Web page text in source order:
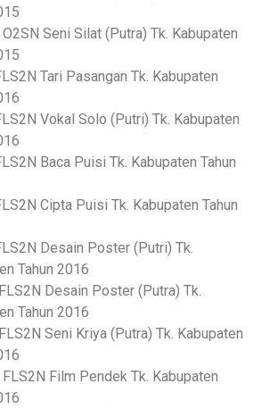
Seni Silat (Putra) Tk. Kabupaten
Tari Pasangan Tk. Kabupaten
Vokal Solo (Putri) Tk. Kabupaten
Baca Puisi Tk. Kabupaten Tahun
Cipta Puisi Tk. Kabupaten Tahun
Desain Poster (Putri) Tk.
Tahun 2016
Desain Poster (Putra) Tk.
Tahun 2016
Seni Kriya (Putra) Tk. Kabupaten
Film Pendek Tk. Kabupaten